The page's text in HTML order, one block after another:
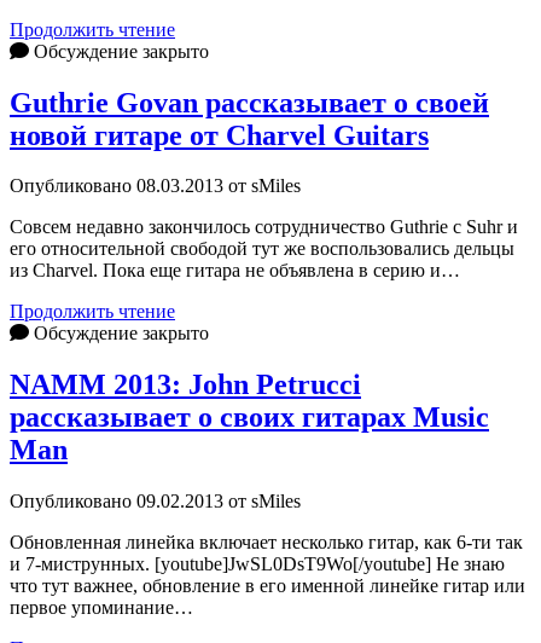
Продолжить чтениеОборудование
Jeff
Обсуждение закрыто
Guthrie Govan рассказывает о своей
новой гитаре от Charvel Guitars
Опубликовано 08.03.2013 от sMiles
Совсем недавно закончилось сотрудничество Guthrie с Suhr и
его относительной свободой тут же воспользовались дельцы
из Charvel. Пока еще гитара не объявлена в серию и…
Продолжить чтениеGuthrie
Govan
о
своей
новой
Guitars
Обсуждение закрыто
NAMM 2013: John Petrucci
рассказывает о своих гитарах Music
Man
Опубликовано 09.02.2013 от sMiles
Обновленная линейка включает несколько гитар, как 6-ти так
и 7-миструнных. [youtube]JwSL0DsT9Wo[/youtube] Не знаю
что тут важнее, обновление в его именной линейке гитар или
первое упоминание…